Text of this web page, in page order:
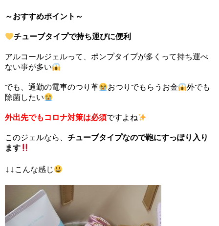
～おすすめポイント～
チューブタイプで持ち運びに便利
アルコールジェルって、ポンプタイプが多くって持ち運べ
ない事が多い
でも、通勤の電車のつり革 おつりでもらうお金
外でも
除菌したい
外出先でもコロナ対策は必須ですよね
このジェルなら、 チューブタイプなので鞄にすっぽり入り
ます
↓↓ こんな感じ